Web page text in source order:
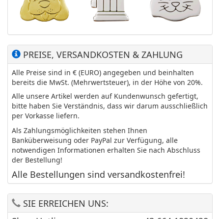
PREISE, VERSANDKOSTEN & ZAHLUNG
Alle Preise sind in € (EURO) angegeben und beinhalten
bereits die MwSt. (Mehrwertsteuer), in der Höhe von 20%.
Alle unsere Artikel werden auf Kundenwunsch gefertigt,
bitte haben Sie Verständnis, dass wir darum ausschließlich
per Vorkasse liefern.
Als Zahlungsmöglichkeiten stehen Ihnen
Banküberweisung oder PayPal zur Verfügung, alle
notwendigen Informationen erhalten Sie nach Abschluss
der Bestellung!
Alle Bestellungen sind versandkostenfrei!
SIE ERREICHEN UNS: